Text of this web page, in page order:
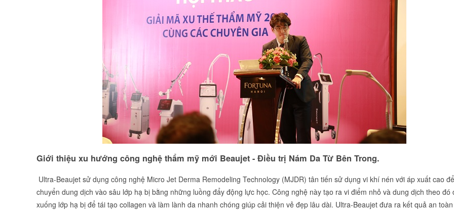
Giới thiệu xu hướng công nghệ thẩm mỹ mới Beaujet - Điều trị Nám Da Từ Bên Trong.
Ultra-Beaujet sử dụng công nghệ Micro Jet Derma Remodeling Technology (MJDR) tân tiến sử dụng vi khí nén với áp xuất cao để
chuyển dung dịch vào sâu lớp hạ bị bằng những luồng đẩy động lực học. Công nghệ này tạo ra vi điểm nhỏ và dung dịch theo đó
xuống lớp hạ bị để tái tạo collagen và làm lành da nhanh chóng giúp cải thiện vẻ đẹp lâu dài. Ultra-Beaujet đưa ra kết quả an